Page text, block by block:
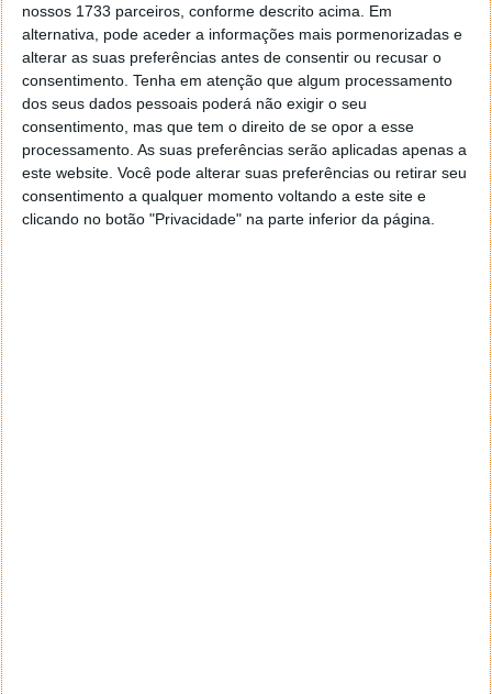
nossos 1733 parceiros, conforme descrito acima. Em
alternativa, pode aceder a informações mais pormenorizadas e
alterar as suas preferências antes de consentir ou recusar o
consentimento. Tenha em atenção que algum processamento
dos seus dados pessoais poderá não exigir o seu
consentimento, mas que tem o direito de se opor a esse
processamento. As suas preferências serão aplicadas apenas a
este website. Você pode alterar suas preferências ou retirar seu
consentimento a qualquer momento voltando a este site e
clicando no botão "Privacidade" na parte inferior da página.
Tags: falha MacOs vulnerabilidade
PRÓXIMO ARTIGO
Apple trocou o Bing pelo Google nas pesquisas da Siri
e do macOS